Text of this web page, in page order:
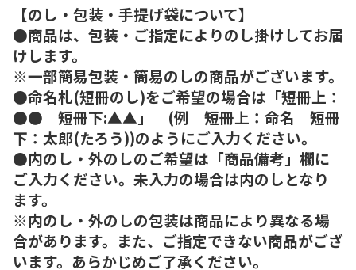
【のし・包装・手提げ袋について】
●商品は、包装・ご指定によりのし掛けしてお届
けします。
※一部簡易包装・簡易のしの商品がございます。
●命名札(短冊のし)をご希望の場合は「短冊上：
●● 短冊下:▲▲」 (例 短冊上：命名 短冊
下：太郎(たろう))のようにご入力ください。
●内のし・外のしのご希望は「商品備考」欄に
ご入力ください。未入力の場合は内のしとなり
ます。
※内のし・外のしの包装は商品により異なる場
合があります。また、ご指定できない商品がござ
います。あらかじめご了承ください。